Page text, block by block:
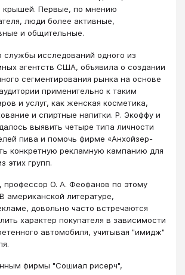
крышей. Пер­вые, по мнению
люди более активные,
и общитель­ные.
службы исследований одного из
агентств США, объявила о создании
сегментирования рынка на основе
применительно к таким
и услуг, как женская косметика,
и спиртные напитки. Р. Экоффу и
выявить четыре типа личности
пива и помочь фирме «Анхойзер-
конкретную рекламную кам­панию для
этих групп.
профессор О. А. Феофанов по этому
амери­канской литературе,
довольно часто встречаются
характер покупателя в зависимости
автомо­биля, учитывая "имидж"
фирмы "Сошиал рисерч",